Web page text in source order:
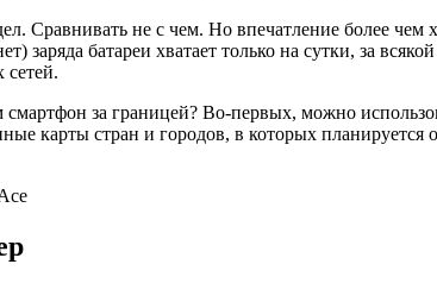
Сравнивать не с чем. Но впечатление более
заряда батареи хватает только на сутки, за
сетей.
смартфон за границей? Во-первых, можно
карты стран и городов, в которых